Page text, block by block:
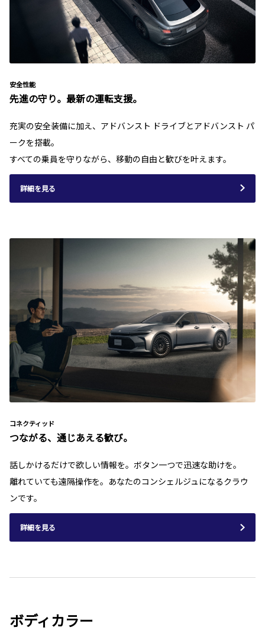
安全性能
先進の守り。最新の運転支援。
充実の安全装備に加え、アドバンスト ドライブとアドバンスト パ
ークを搭載。
すべての乗員を守りながら、移動の自由と歓びを叶えます。
詳細を見る
コネクティッド
つながる、通じあえる歓び。
話しかけるだけで欲しい情報を。ボタン一つで迅速な助けを。
離れていても遠隔操作を。あなたのコンシェルジュになるクラウ
ンです。
詳細を見る
ボディカラー